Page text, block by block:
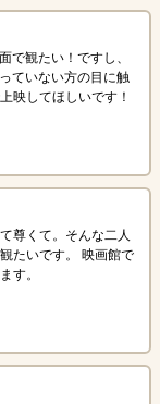
で観たい！ですし、
ていない方の目に触
映してほしいです！
尊くて。そんな二人
たいです。 映画館で
す。